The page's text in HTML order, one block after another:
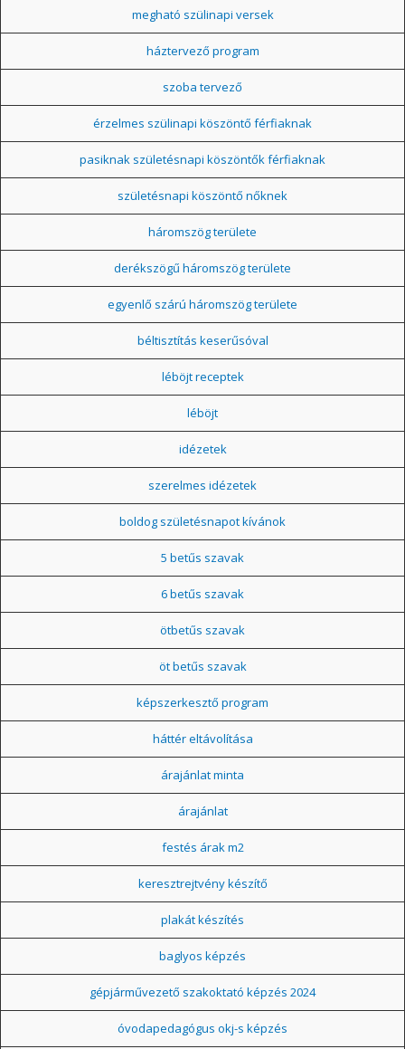
megható szülinapi versek
háztervező program
szoba tervező
érzelmes szülinapi köszöntő férfiaknak
pasiknak születésnapi köszöntők férfiaknak
születésnapi köszöntő nőknek
háromszög területe
derékszögű háromszög területe
egyenlő szárú háromszög területe
béltisztítás keserűsóval
léböjt receptek
léböjt
idézetek
szerelmes idézetek
boldog születésnapot kívánok
5 betűs szavak
6 betűs szavak
ötbetűs szavak
öt betűs szavak
képszerkesztő program
háttér eltávolítása
árajánlat minta
árajánlat
festés árak m2
keresztrejtvény készítő
plakát készítés
baglyos képzés
gépjárművezető szakoktató képzés 2024
óvodapedagógus okj-s képzés